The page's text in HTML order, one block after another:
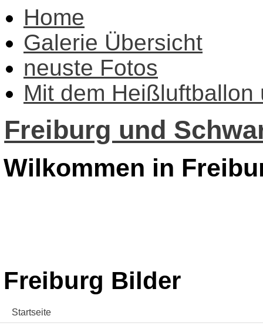
Home
Galerie Übersicht
neuste Fotos
Mit dem Heißluftballon
Freiburg und
Wilkommen in
Freiburg Bilder
Startseite